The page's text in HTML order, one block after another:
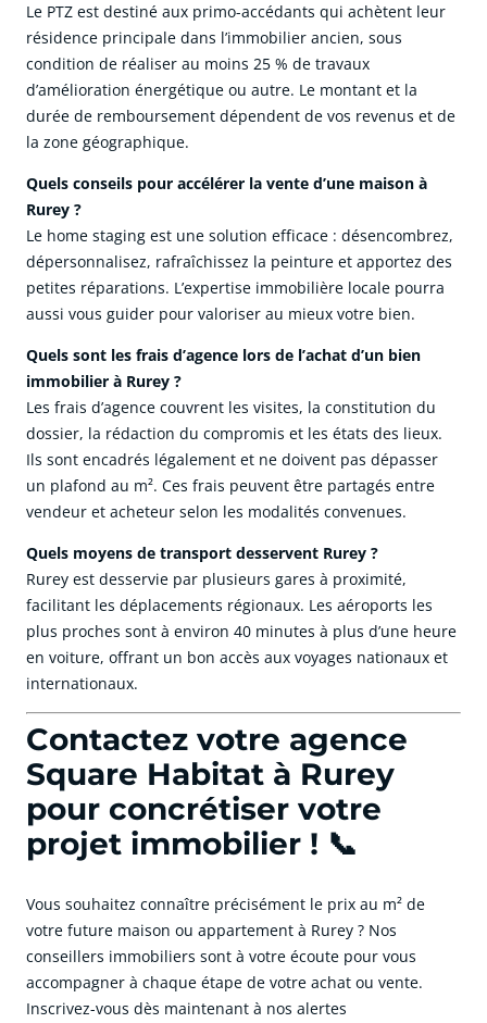
Le PTZ est destiné aux primo-accédants qui achètent leur
résidence principale dans l’immobilier ancien, sous
condition de réaliser au moins 25 % de travaux
d’amélioration énergétique ou autre. Le montant et la
durée de remboursement dépendent de vos revenus et de
la zone géographique.
Quels conseils pour accélérer la vente d’une maison à
Rurey ?
Le home staging est une solution efficace : désencombrez,
dépersonnalisez, rafraîchissez la peinture et apportez des
petites réparations. L’expertise immobilière locale pourra
aussi vous guider pour valoriser au mieux votre bien.
Quels sont les frais d’agence lors de l’achat d’un bien
immobilier à Rurey ?
Les frais d’agence couvrent les visites, la constitution du
dossier, la rédaction du compromis et les états des lieux.
Ils sont encadrés légalement et ne doivent pas dépasser
un plafond au m². Ces frais peuvent être partagés entre
vendeur et acheteur selon les modalités convenues.
Quels moyens de transport desservent Rurey ?
Rurey est desservie par plusieurs gares à proximité,
facilitant les déplacements régionaux. Les aéroports les
plus proches sont à environ 40 minutes à plus d’une heure
en voiture, offrant un bon accès aux voyages nationaux et
internationaux.
Contactez votre agence
Square Habitat à Rurey
pour concrétiser votre
projet immobilier ! 📞
Vous souhaitez connaître précisément le prix au m² de
votre future maison ou appartement à Rurey ? Nos
conseillers immobiliers sont à votre écoute pour vous
accompagner à chaque étape de votre achat ou vente.
Inscrivez-vous dès maintenant à nos alertes